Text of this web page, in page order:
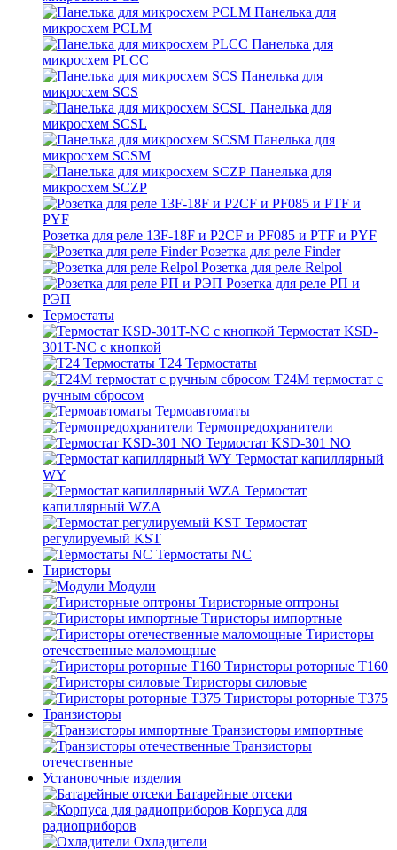
Панелька для
микросхем PCLM
Панелька для
микросхем PLCC
Панелька для
микросхем SCS
Панелька для
микросхем SCSL
Панелька для
микросхем SCSM
Панелька для
микросхем SCZP
Розетка для реле 13F-18F и P2CF и PF085 и PTF и PYF
Розетка для реле Finder
Розетка для реле Relpol
Розетка для реле РП и
РЭП
Термостаты
Термостат KSD-
301T-NC с кнопкой
T24 Термостаты
T24M термостат с
ручным сбросом
Термоавтоматы
Термопредохранители
Термостат KSD-301 NO
Термостат капиллярный
WY
Термостат
капиллярный WZA
Термостат
регулируемый KST
Термостаты NC
Тиристоры
Модули
Тиристорные оптроны
Тиристоры импортные
Тиристоры
отечественные маломощные
Тиристоры роторные Т160
Тиристоры силовые
Тиристоры роторные Т375
Транзисторы
Транзисторы импортные
Транзисторы
отечественные
Установочные изделия
Батарейные отсеки
Корпуса для
радиоприборов
Охладители